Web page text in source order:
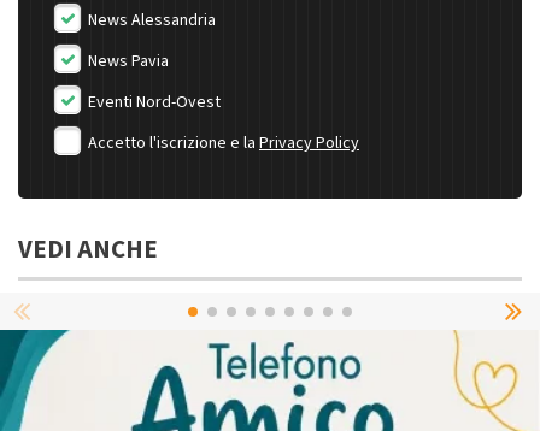
News Alessandria
News Pavia
Eventi Nord-Ovest
Accetto l'iscrizione e la Privacy Policy
VEDI ANCHE